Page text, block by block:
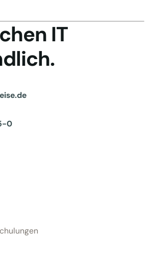
IT
0